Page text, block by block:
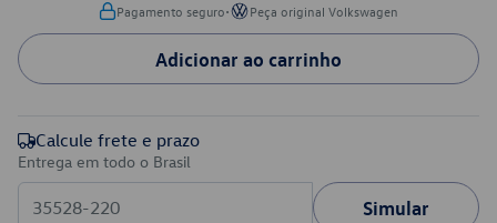
Pagamento seguro• Peça original Volkswagen
Adicionar ao carrinho
Calcule frete e prazo
Entrega em todo o Brasil
Simular